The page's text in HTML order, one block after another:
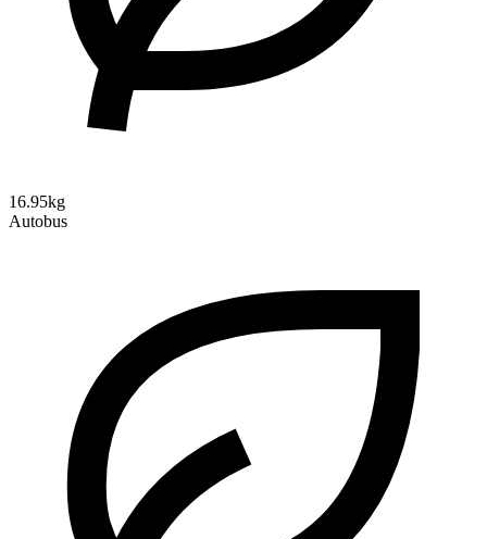
16.95kg
Autobus